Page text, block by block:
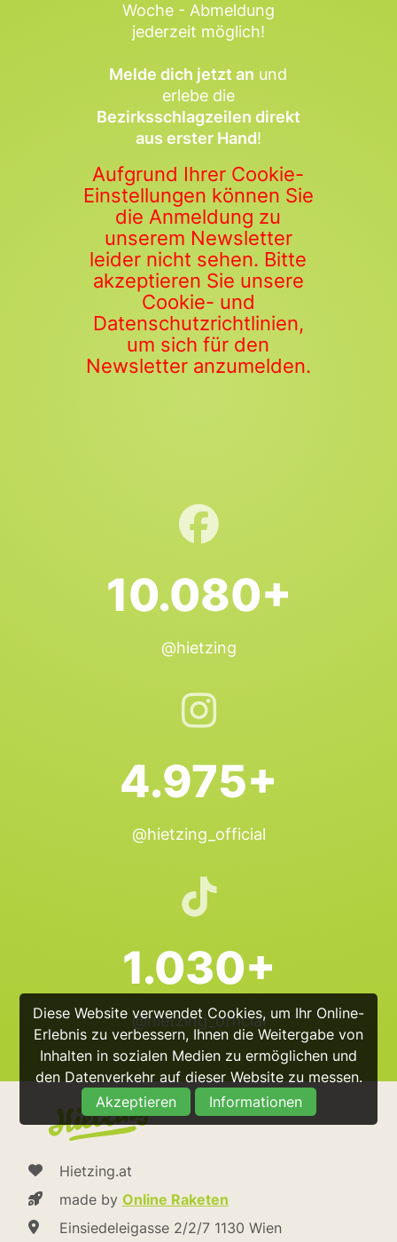
Diese Website verwendet Cookies, um Ihr Online-
Erlebnis zu verbessern, Ihnen die Weitergabe von
Inhalten in sozialen Medien zu ermöglichen und
den Datenverkehr auf dieser Website zu messen.
Akzeptieren
Informationen
Woche - Abmeldung
jederzeit möglich!
Melde dich jetzt an und
erlebe die
Bezirksschlagzeilen direkt
aus erster Hand!
Aufgrund Ihrer Cookie-
Einstellungen können Sie
die Anmeldung zu
unserem Newsletter
leider nicht sehen. Bitte
akzeptieren Sie unsere
Cookie- und
Datenschutzrichtlinien,
um sich für den
Newsletter anzumelden.
10.080+
@hietzing
4.975+
@hietzing_official
1.030+
@hietzing_official
Hietzing.at
made by Online Raketen
Einsiedeleigasse 2/2/7 1130 Wien